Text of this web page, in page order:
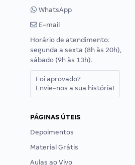
WhatsApp
E-mail
Horário de atendimento:
segunda a sexta (8h às 20h),
sábado (9h às 13h).
Foi aprovado?
Envie-nos a sua história!
PÁGINAS ÚTEIS
Depoimentos
Material Grátis
Aulas ao Vivo